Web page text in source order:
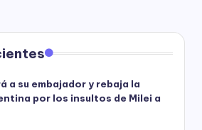
a su embajador y rebaja la
por los insultos de Milei a